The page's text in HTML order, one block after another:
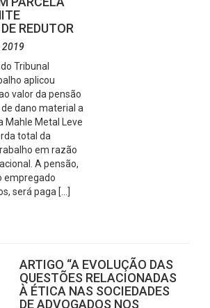
REDUTOR
2019
Tribunal
aplicou
valor da pensão
dano material a
Mahle Metal Leve
total da
em razão
A pensão,
empregado
será paga […]
ARTIGO “A EVOLUÇÃO DAS
QUESTÕES RELACIONADAS
À ÉTICA NAS SOCIEDADES
DE ADVOGADOS NOS